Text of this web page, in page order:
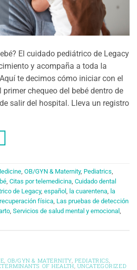
El cuidado pediátrico de Legacy
y acompaña a toda la
te decimos cómo iniciar con el
primer chequeo del bebé dentro de
salir del hospital. Lleva un registro
, OB/GYN & Maternity, Pediatrics,
, Citas por telemedicina, Cuidado dental
de Legacy, español , la cuarentena, la
recuperación física, Las pruebas de detección
, Servicios de salud mental y emocional ,
OB/GYN & MATERNITY, PEDIATRICS
OF HEALTH UNCATEGORIZED